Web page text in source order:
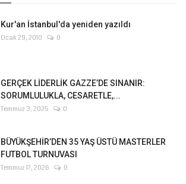
Kur'an İstanbul'da yeniden yazıldı
Ocak 29, 2010 0
GERÇEK LİDERLİK GAZZE’DE SINANIR:
SORUMLULUKLA, CESARETLE,...
Temmuz 3, 2025 0
BÜYÜKŞEHİR’DEN 35 YAŞ ÜSTÜ MASTERLER
FUTBOL TURNUVASI
Temmuz 17, 2026 0